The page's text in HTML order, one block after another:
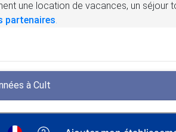
une location de vacances, un séjour
partenaires
à Cult